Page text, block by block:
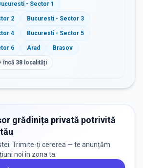
- Sector 1
2 Bucuresti - Sector 3
4 Bucuresti - Sector 5
6 Arad Brasov
încă 38 localități
grădinița privată potrivită
Trimite-ți cererea — te anunțăm
noi în zona ta.